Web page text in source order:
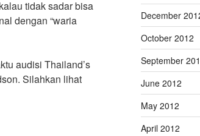
tidak sadar bisa
dengan “waria
audisi Thailand’s
Silahkan lihat
December
October 2012
September
June 2012
May 2012
April 2012